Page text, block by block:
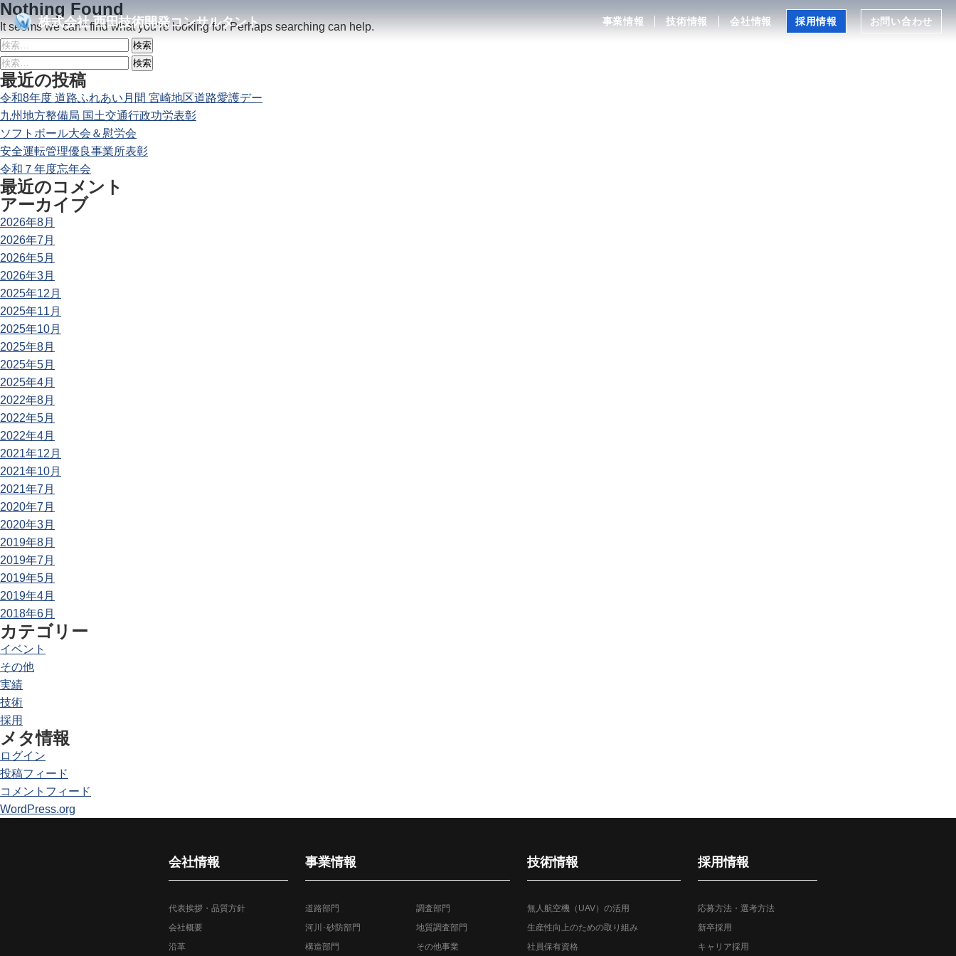
株式会社西田技術開発コンサルタント 事業情報 技術情報 会社情報 採用情報 お問い合わせ
Nothing Found
It seems we can’t find what you’re looking for. Perhaps searching can help.
検
索:
検
索:
最近の投稿
令和8年度 道路ふれあい月間 宮崎地区道路愛護デー
九州地方整備局 国土交通行政功労表彰
ソフトボール大会＆慰労会
安全運転管理優良事業所表彰
令和７年度忘年会
最近のコメント
アーカイブ
2026年8月
2026年7月
2026年5月
2026年3月
2025年12月
2025年11月
2025年10月
2025年8月
2025年5月
2025年4月
2022年8月
2022年5月
2022年4月
2021年12月
2021年10月
2021年7月
2020年7月
2020年3月
2019年8月
2019年7月
2019年5月
2019年4月
2018年6月
カテゴリー
イベント
その他
実績
技術
採用
メタ情報
ログイン
投稿フィード
コメントフィード
WordPress.org
会社情報
代表挨拶・品質方針
会社概要
沿革
事業情報
道路部門
河川･砂防部門
構造部門
調査部門
地質調査部門
その他事業
技術情報
無人航空機（UAV）の活用
生産性向上のための取り組み
社員保有資格
採用情報
応募方法・選考方法
新卒採用
キャリア採用